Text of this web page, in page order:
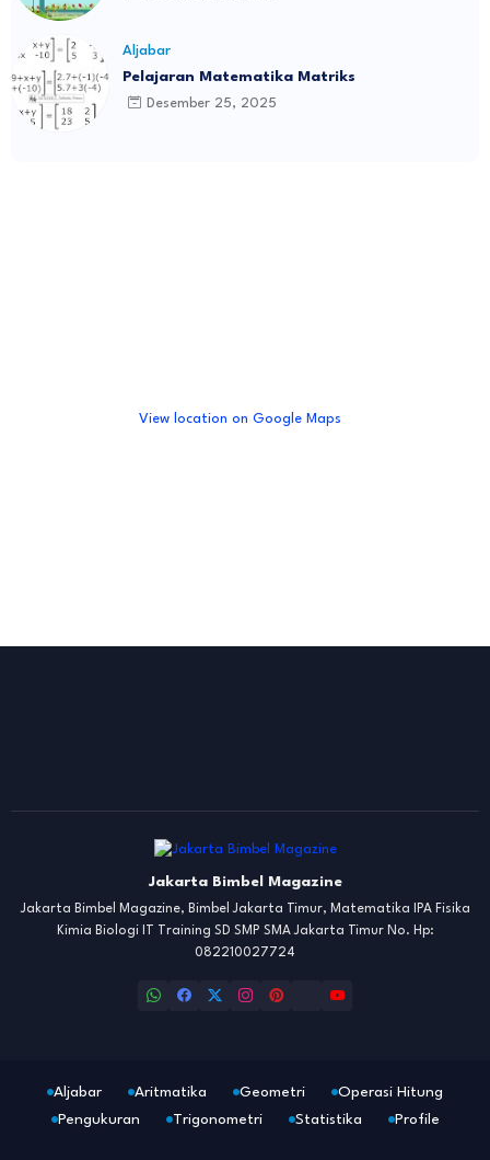
Aljabar
Pelajaran Matematika Matriks
Desember 25, 2025
View location on Google Maps
Jakarta Bimbel Magazine
Jakarta Bimbel Magazine, Bimbel Jakarta Timur, Matematika IPA Fisika
Kimia Biologi IT Training SD SMP SMA Jakarta Timur No. Hp:
082210027724
Aljabar Aritmatika Geometri
Operasi Hitung
Pengukuran
Trigonometri Statistika Profile